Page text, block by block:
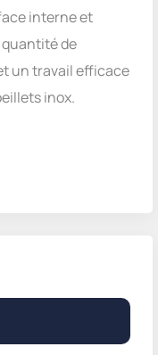
interne et
de
un travail efficace
inox.